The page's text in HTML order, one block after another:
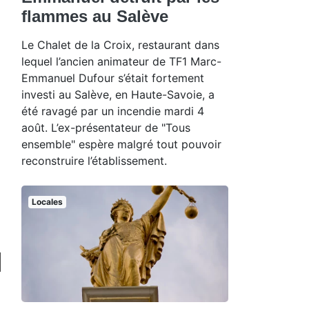
flammes au Salève
Le Chalet de la Croix, restaurant dans
lequel l’ancien animateur de TF1 Marc-
Emmanuel Dufour s’était fortement
investi au Salève, en Haute-Savoie, a
été ravagé par un incendie mardi 4
août. L’ex-présentateur de "Tous
ensemble" espère malgré tout pouvoir
reconstruire l’établissement.
Locales